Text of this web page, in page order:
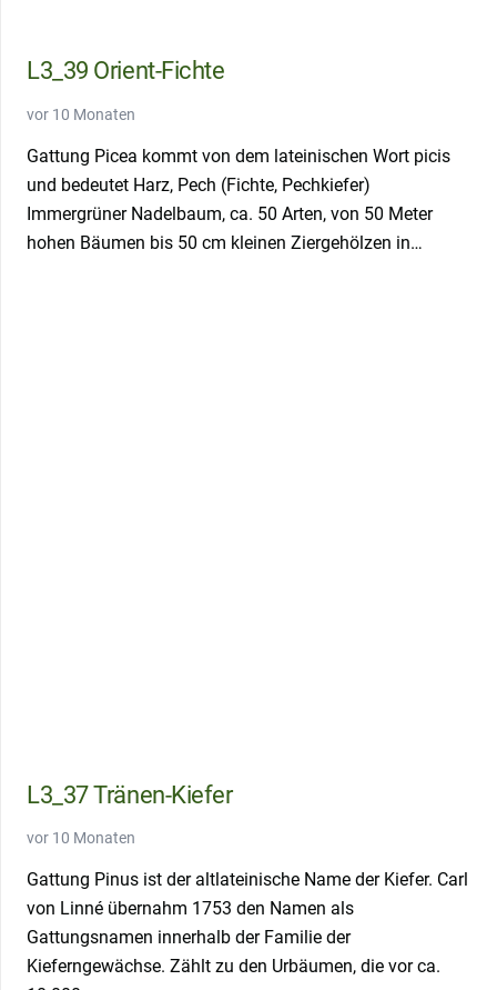
L3_39 Orient-Fichte
vor 10 Monaten
Gattung Picea kommt von dem lateinischen Wort picis
und bedeutet Harz, Pech (Fichte, Pechkiefer)
Immergrüner Nadelbaum, ca. 50 Arten, von 50 Meter
hohen Bäumen bis 50 cm kleinen Ziergehölzen in…
L3_37 Tränen-Kiefer
vor 10 Monaten
Gattung Pinus ist der altlateinische Name der Kiefer. Carl
von Linné übernahm 1753 den Namen als
Gattungsnamen innerhalb der Familie der
Kieferngewächse. Zählt zu den Urbäumen, die vor ca.